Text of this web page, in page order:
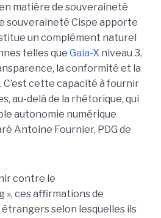
matière de souveraineté
souveraineté Cispe apporte
un complément naturel
telles que Gaia-Xniveau 3,
la conformité et la
cette capacité à fournir
au-delà de la rhétorique, qui
autonomie numérique
Antoine Fournier, PDG de
contre le
», ces affirmations de
selon lesquelles ils